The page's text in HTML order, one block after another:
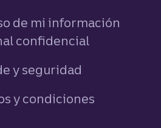
de mi información
confidencial
y seguridad
y condiciones